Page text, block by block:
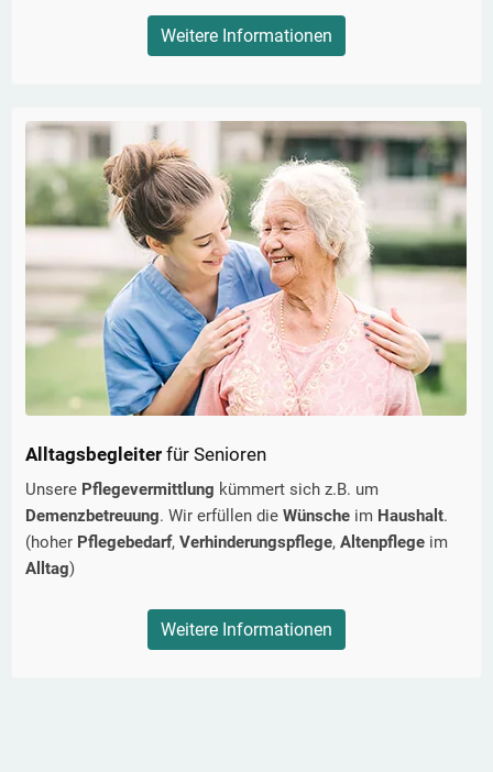
Weitere Informationen
Alltagsbegleiter für Senioren
Unsere Pflegevermittlung kümmert sich z.B. um
Demenzbetreuung. Wir erfüllen die Wünsche im Haushalt.
(hoher Pflegebedarf, Verhinderungspflege, Altenpflege im
Alltag)
Weitere Informationen